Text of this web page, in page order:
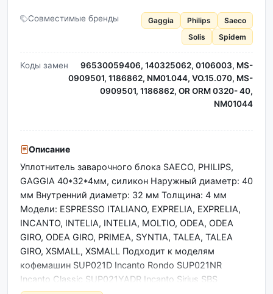
Совместимые бренды Gaggia Philips
Saeco
Solis
Spidem
Коды замен
96530059406, 140325062, 0106003, MS-
0909501, 1186862, NM01.044, VO.15.070, MS-
0909501, 1186862, OR ORM 0320- 40,
NM01044
Описание
Уплотнитель заварочного блока SAECO, PHILIPS,
GAGGIA 40*32*4мм, силикон Наружный диаметр: 40
мм Внутренний диаметр: 32 мм Толщина: 4 мм
Модели: ESPRESSO ITALIANO, EXPRELIA, EXPRELIA,
INCANTO, INTELIA, INTELIA, MOLTIO, ODEA, ODEA
GIRO, ODEA GIRO, PRIMEA, SYNTIA, TALEA, TALEA
GIRO, XSMALL, XSMALL Подходит к моделям
кофемашин SUP021D Incanto Rondo SUP021NR
Incanto Classic SUP021YADR Incanto Sirius SBS